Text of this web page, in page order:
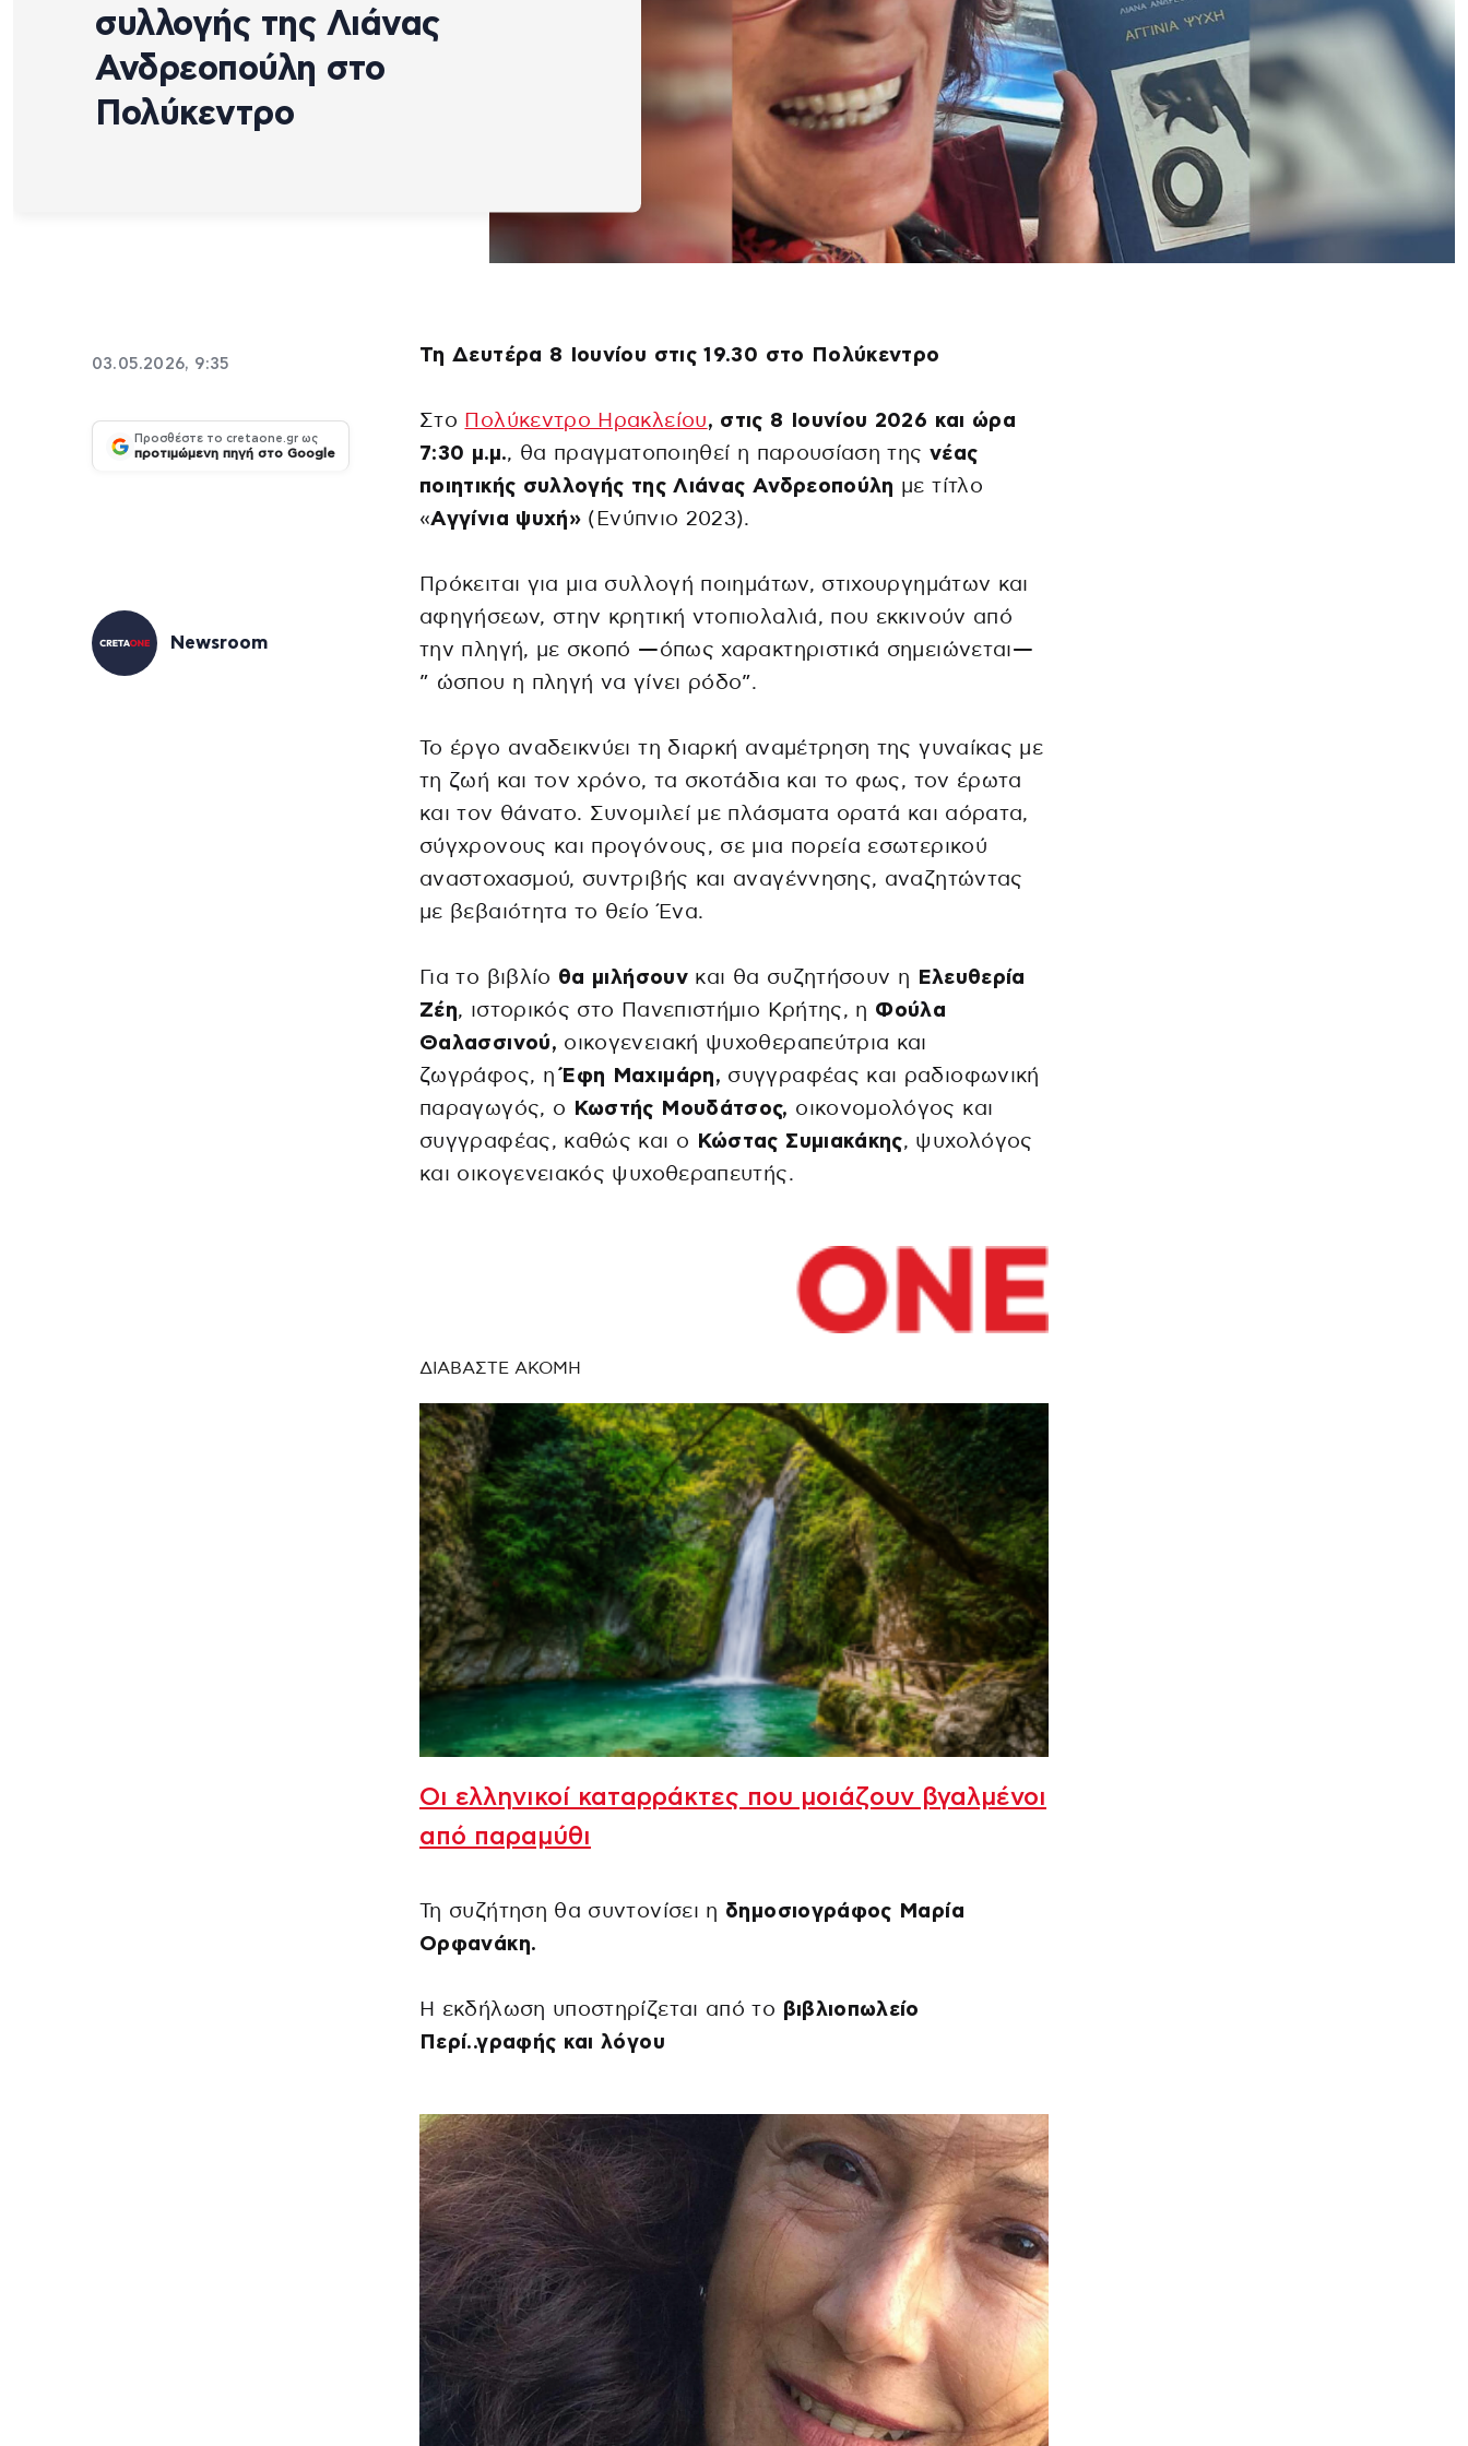
συλλογής της Λιάνας
Ανδρεοπούλη στο
Πολύκεντρο
03.05.2026, 9:35
Προσθέστε το cretaone.gr ως
προτιμώμενη πηγή στο Google
Newsroom
Τη Δευτέρα 8 Ιουνίου στις 19.30 στο Πολύκεντρο
Στο Πολύκεντρο Ηρακλείου, στις 8 Ιουνίου 2026 και ώρα
7:30 μ.μ., θα πραγματοποιηθεί η παρουσίαση της νέας
ποιητικής συλλογής της Λιάνας Ανδρεοπούλη με τίτλο
«Αγγίνια ψυχή» (Ενύπνιο 2023).
Πρόκειται για μια συλλογή ποιημάτων, στιχουργημάτων και
αφηγήσεων, στην κρητική ντοπιολαλιά, που εκκινούν από
την πληγή, με σκοπό —όπως χαρακτηριστικά σημειώνεται—
” ώσπου η πληγή να γίνει ρόδο”.
Το έργο αναδεικνύει τη διαρκή αναμέτρηση της γυναίκας με
τη ζωή και τον χρόνο, τα σκοτάδια και το φως, τον έρωτα
και τον θάνατο. Συνομιλεί με πλάσματα ορατά και αόρατα,
σύγχρονους και προγόνους, σε μια πορεία εσωτερικού
αναστοχασμού, συντριβής και αναγέννησης, αναζητώντας
με βεβαιότητα το θείο Ένα.
Για το βιβλίο θα μιλήσουν και θα συζητήσουν η
Ελευθερία
Ζέη, ιστορικός στο Πανεπιστήμιο Κρήτης, η Φούλα
Θαλασσινού, οικογενειακή ψυχοθεραπεύτρια και
ζωγράφος, η Έφη Μαχιμάρη, συγγραφέας και ραδιοφωνική
παραγωγός, ο Κωστής Μουδάτσος, οικονομολόγος και
συγγραφέας, καθώς και ο
Κώστας Συμιακάκης, ψυχολόγος
και οικογενειακός ψυχοθεραπευτής.
ΔΙΑΒΑΣΤΕ ΑΚΟΜΗ
Οι ελληνικοί καταρράκτες που μοιάζουν βγαλμένοι
από παραμύθι
Τη συζήτηση θα συντονίσει η δημοσιογράφος Μαρία
Ορφανάκη.
Η εκδήλωση υποστηρίζεται από το βιβλιοπωλείο
Περί..γραφής και λόγου